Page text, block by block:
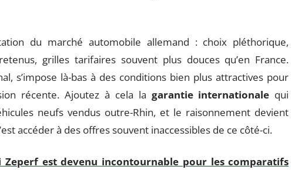
du marché automobile allemand : choix pléthorique,
grilles tarifaires souvent plus douces qu’en France.
s’impose là-bas à des conditions bien plus attractives pour
récente. Ajoutez à cela la garantie internationale qui
neufs vendus outre-Rhin, et le raisonnement devient
accéder à des offres souvent inaccessibles de ce côté-ci.
Zeperf est devenu incontournable pour les comparatifs